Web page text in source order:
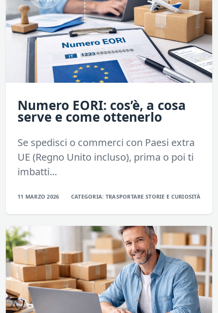
Numero EORI: cos’è, a cosa
serve e come ottenerlo
Se spedisci o commerci con Paesi extra
UE (Regno Unito incluso), prima o poi ti
imbatti...
11 MARZO 2026 CATEGORIA: TRASPORTARESTORIE E CURIOSITÀ